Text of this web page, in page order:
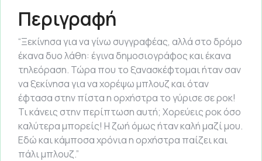
Περιγραφή
“Ξεκίνησα για να γίνω συγγραφέας, αλλά στο δρόμο
έκανα δυο λάθη: έγινα δημοσιογράφος και έκανα
τηλεόραση. Τώρα που το ξανασκέφτομαι ήταν σαν
να ξεκίνησα για να χορέψω μπλουζ και όταν
έφτασα στην πίστα η ορχήστρα το γύρισε σε ροκ!
Τι κάνεις στην περίπτωση αυτή; Χορεύεις ροκ όσο
καλύτερα μπορείς! Η ζωή όμως ήταν καλή μαζί μου.
Εδώ και κάμποσα χρόνια η ορχήστρα παίζει και
πάλι μπλουζ.”